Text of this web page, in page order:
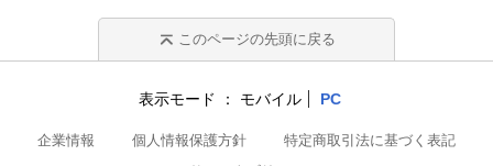
このページの先頭に戻る
表示モード モバイル PC
企業情報 個人情報保護方針
特定商取引法に基づく表記